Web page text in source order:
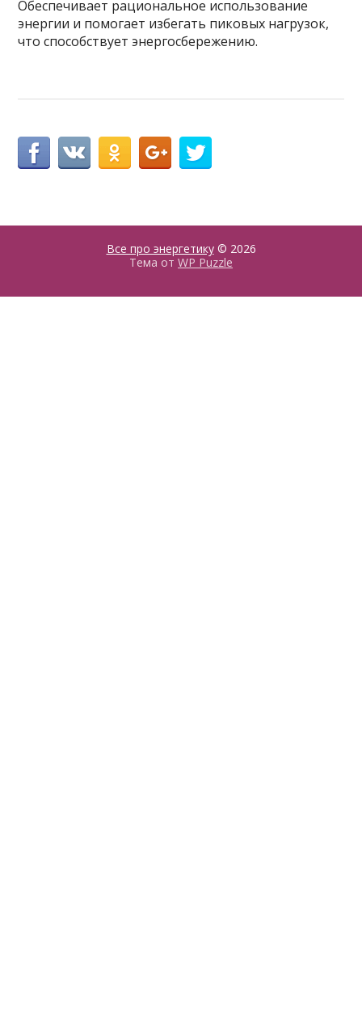
Обеспечивает рациональное использование
энергии и помогает избегать пиковых нагрузок,
что способствует энергосбережению.
Все про энергетику© 2026
Тема от WP Puzzle